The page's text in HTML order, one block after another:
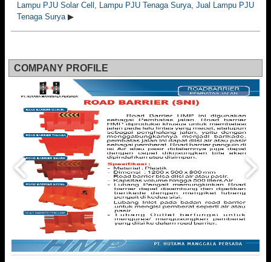
Lampu PJU Solar Cell, Lampu PJU Tenaga Surya, Jual Lampu PJU
Tenaga Surya▶
COMPANY PROFILE